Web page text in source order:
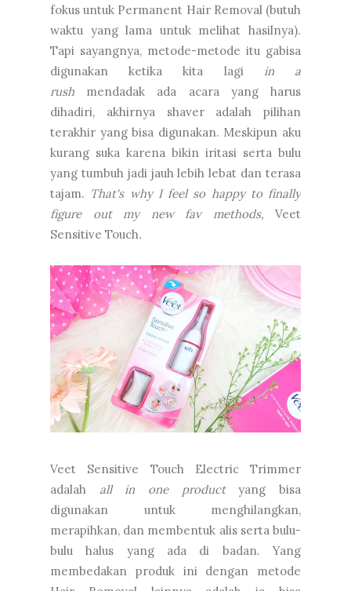
fokus untuk Permanent Hair Removal (butuh
waktu yang lama untuk melihat hasilnya).
Tapi sayangnya, metode-metode itu gabisa
digunakan ketika kita lagi in a
rush mendadak ada acara yang harus
dihadiri, akhirnya shaver adalah pilihan
terakhir yang bisa digunakan. Meskipun aku
kurang suka karena bikin iritasi serta bulu
yang tumbuh jadi jauh lebih lebat dan terasa
tajam. That's why I feel so happy to finally
figure out my new fav methods, Veet
Sensitive Touch.
Veet Sensitive Touch Electric Trimmer
adalah all in one productyang bisa
digunakan untuk menghilangkan,
merapihkan, dan membentuk alis serta bulu-
bulu halus yang ada di badan. Yang
membedakan produk ini dengan metode